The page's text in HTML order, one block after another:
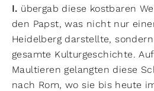
I. übergab diese kostbaren
den Papst, was nicht nur
Heidelberg darstellte,
gesamte Kulturgeschichte.
Maultieren gelangten diese
nach Rom, wo sie bis heute